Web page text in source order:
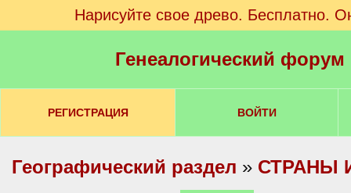
Нарисуйте свое древо. Бесплатно.
Генеалогический
РЕГИСТРАЦИЯ ВОЙТИ
Географический раздел » СТРАНЫ